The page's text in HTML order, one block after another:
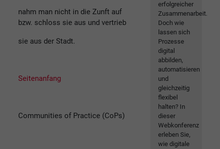
nahm man nicht in die Zunft auf
bzw. schloss sie aus und vertrieb
sie aus der Stadt.
Seitenanfang
Communities of Practice (CoPs)
erfolgreicher
Zusammenarbeit.
Doch wie
lassen sich
Prozesse
digital
abbilden,
automatisieren
und
gleichzeitig
flexibel
halten? In
dieser
Webkonferenz
erleben Sie,
wie digitale